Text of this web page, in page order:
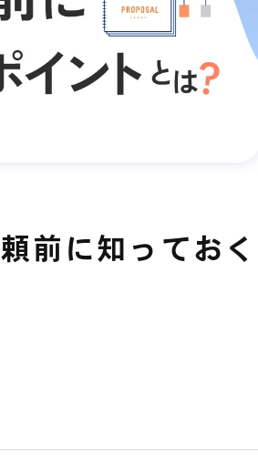
TikTok広告
その他の運用型広告
データフィードを
ーム
前に知ってお